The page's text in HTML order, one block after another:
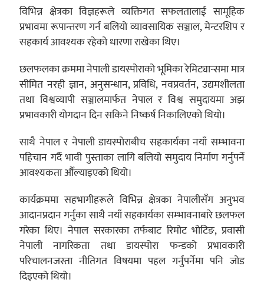
विभिन्न क्षेत्रका विज्ञहरूले व्यक्तिगत सफलतालाई सामूहिक
प्रभावमा रूपान्तरण गर्न बलियो व्यावसायिक सञ्जाल, मेन्टरशिप र
सहकार्य आवश्यक रहेको धारणा राखेका थिए।
छलफलका क्रममा नेपाली डायस्पोराको भूमिका रेमिट्यान्समा मात्र
सीमित नरही ज्ञान, अनुसन्धान, प्रविधि, नवप्रवर्तन, उद्यमशीलता
तथा विश्वव्यापी सञ्जालमार्फत नेपाल र विश्व समुदायमा अझ
प्रभावकारी योगदान दिन सकिने निष्कर्ष निकालिएको थियो।
साथै नेपाल र नेपाली डायस्पोराबीच सहकार्यका नयाँ सम्भावना
पहिचान गर्दै भावी पुस्ताका लागि बलियो समुदाय निर्माण गर्नुपर्ने
आवश्यकता औँल्याइएको थियो।
कार्यक्रममा सहभागीहरूले विभिन्न क्षेत्रका नेपालीसँग अनुभव
आदानप्रदान गर्नुका साथै नयाँ सहकार्यका सम्भावनाबारे छलफल
गरेका थिए। नेपाल सरकारका तर्फबाट रिमोट भोटिङ, प्रवासी
नेपाली नागरिकता तथा डायस्पोरा फन्डको प्रभावकारी
परिचालनजस्ता नीतिगत विषयमा पहल गर्नुपर्नेमा पनि जोड
दिइएको थियो।